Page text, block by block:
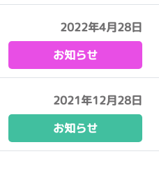
2022年4月28日
お知らせ
2021年12月28日
お知らせ